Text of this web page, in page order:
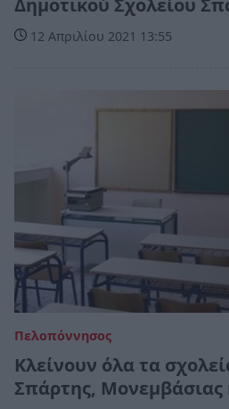
Δημοτικού Σχολείου
12 Απριλίου 2021 13:55
Πελοπόννησος
Κλείνουν όλα τα
Σπάρτης, Μονεμβάσιας